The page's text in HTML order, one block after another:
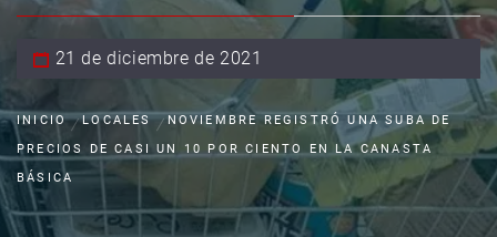
21 de diciembre de 2021
INICIO LOCALES
NOVIEMBRE REGISTRÓ UNA SUBA DE
PRECIOS DE CASI UN 10 POR CIENTO EN LA CANASTA
BÁSICA